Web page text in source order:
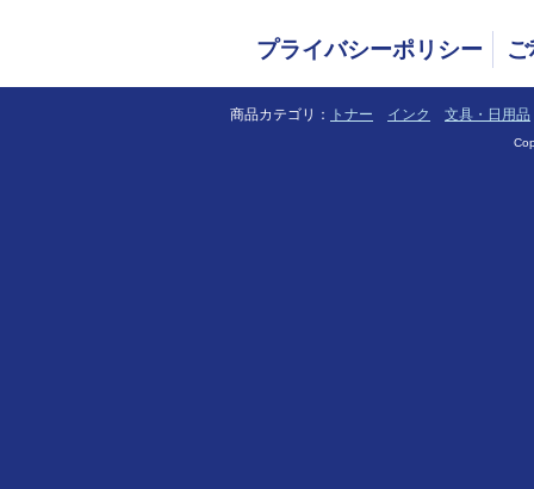
プライバシーポリシー
商品カテゴリ： トナー インク 文具・日用品